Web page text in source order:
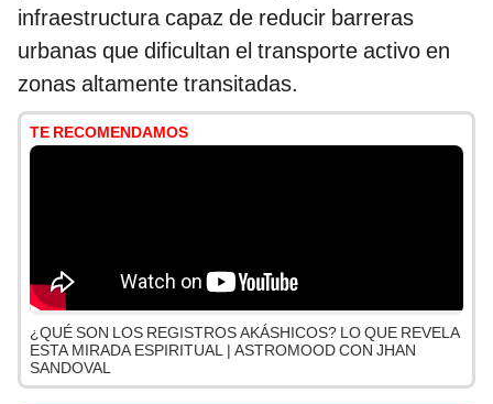
infraestructura capaz de reducir barreras
urbanas que dificultan el transporte activo en
zonas altamente transitadas.
TE RECOMENDAMOS
¿QUÉ SON LOS REGISTROS AKÁSHICOS? LO QUE REVELA
ESTA MIRADA ESPIRITUAL | ASTROMOOD CON JHAN
SANDOVAL